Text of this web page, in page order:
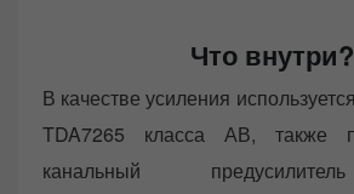
Что внутри?
В качестве усиления
TDA7265 класса АВ, также
канальный